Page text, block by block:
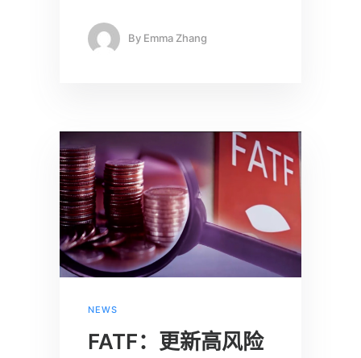
By Emma Zhang
NEWS
FATF：更新高风险